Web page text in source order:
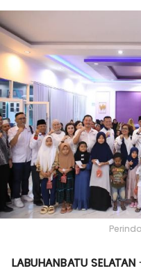
LABUHANBATU SELATAN